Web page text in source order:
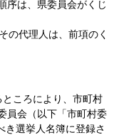
序は、県委員会がくじ
代理人は、前項のく
ころにより、市町村
員会（以下「市町村委
き選挙人名簿に登録さ